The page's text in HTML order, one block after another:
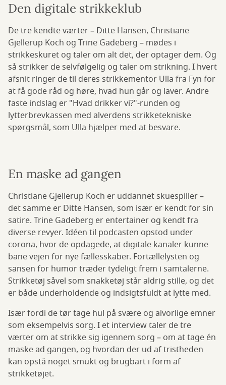
Den digitale strikkeklub
De tre kendte værter – Ditte Hansen, Christiane
Gjellerup Koch og Trine Gadeberg – mødes i
strikkeskuret og taler om alt det, der optager dem. Og
så strikker de selvfølgelig og taler om strikning. I hvert
afsnit ringer de til deres strikkementor Ulla fra Fyn for
at få gode råd og høre, hvad hun går og laver. Andre
faste indslag er "Hvad drikker vi?"-runden og
lytterbrevkassen med alverdens strikketekniske
spørgsmål, som Ulla hjælper med at besvare.
En maske ad gangen
Christiane Gjellerup Koch er uddannet skuespiller –
det samme er Ditte Hansen, som især er kendt for sin
satire. Trine Gadeberg er entertainer og kendt fra
diverse revyer. Idéen til podcasten opstod under
corona, hvor de opdagede, at digitale kanaler kunne
bane vejen for nye fællesskaber. Fortællelysten og
sansen for humor træder tydeligt frem i samtalerne.
Strikketøj såvel som snakketøj står aldrig stille, og det
er både underholdende og indsigtsfuldt at lytte med.
Især fordi de tør tage hul på svære og alvorlige emner
som eksempelvis sorg. I et interview taler de tre
værter om at strikke sig igennem sorg – om at tage én
maske ad gangen, og hvordan der ud af tristheden
kan opstå noget smukt og brugbart i form af
strikketøjet.